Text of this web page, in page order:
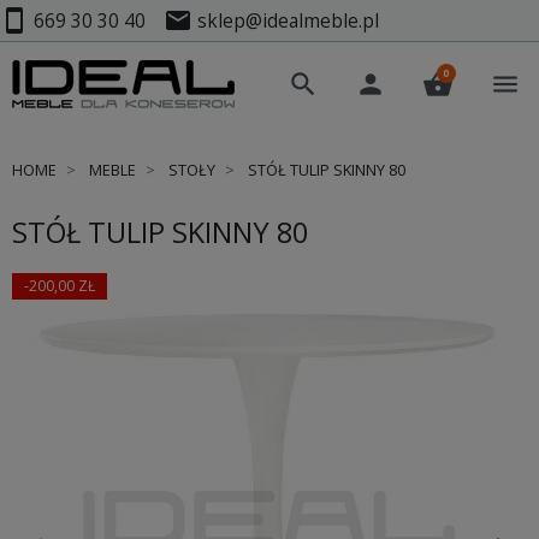
smartphone 669 30 30 40 mail sklep@idealmeble.pl
search person shopping_basket
0 menu
HOME MEBLE STOŁY STÓŁ TULIP SKINNY 80
STÓŁ TULIP SKINNY 80
-200,00 ZŁ